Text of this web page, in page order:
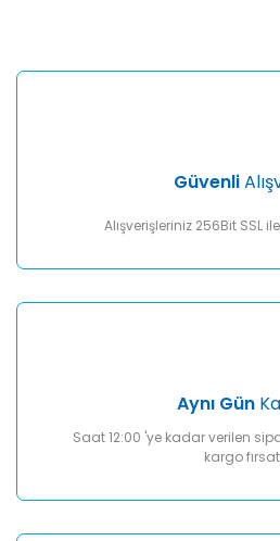
Yorum Yaz
Ürün fiyatı diğer sitelerden daha
Güvenli
Alışverişleriniz 256Bit SSL
Aynı Gün
Saat 12:00 'ye kadar verilen
kargo